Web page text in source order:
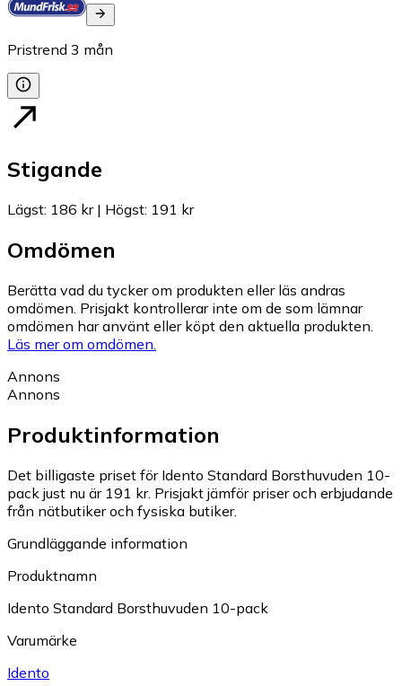
Pristrend 3 mån
Stigande
Lägst: 186 kr| Högst: 191 kr
Omdömen
Berätta vad du tycker om produkten eller läs andras
omdömen. Prisjakt kontrollerar inte om de som lämnar
omdömen har använt eller köpt den aktuella produkten.
Läs mer om omdömen.
Annons
Annons
Produktinformation
Det billigaste priset för Idento Standard Borsthuvuden 10-
pack just nu är 191 kr. Prisjakt jämför priser och erbjudande
från nätbutiker och fysiska butiker.
Grundläggande information
Produktnamn
Idento Standard Borsthuvuden 10-pack
Varumärke
Idento